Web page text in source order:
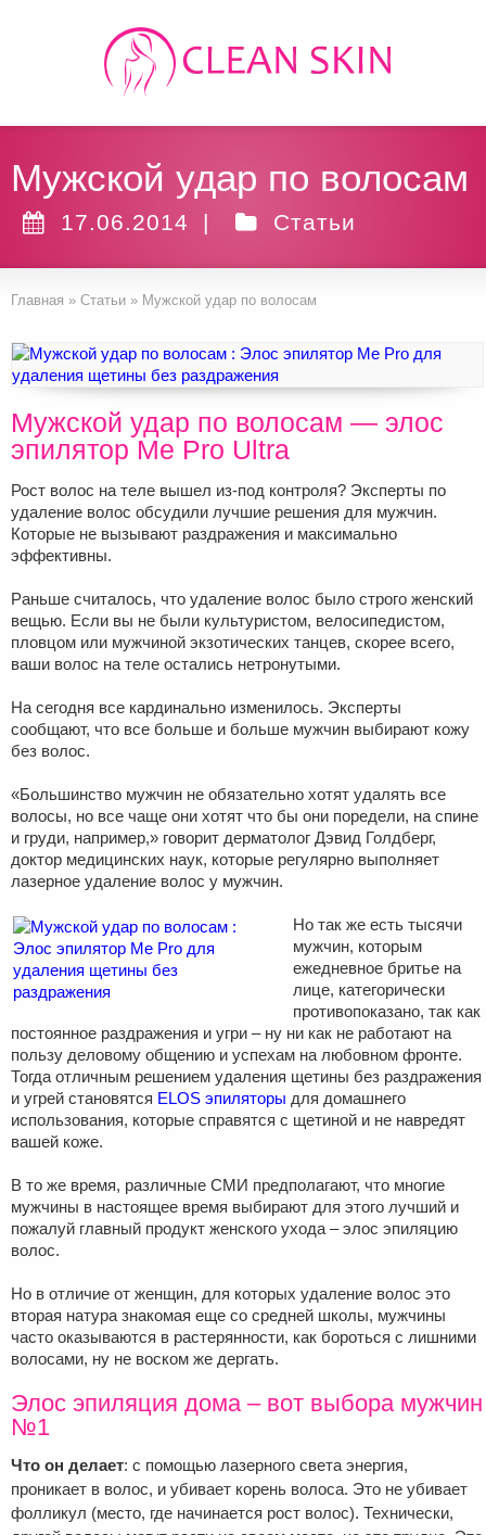
Мужской удар по волосам
17.06.2014 | Статьи
Главная » Статьи » Мужской удар по волосам
Мужской удар по волосам — элос
эпилятор Me Pro Ultra
Рост волос на теле вышел из-под контроля? Эксперты по
удаление волос обсудили лучшие решения для мужчин.
Которые не вызывают раздражения и максимально
эффективны.
Раньше считалось, что удаление волос было строго женский
вещью. Если вы не были культуристом, велосипедистом,
пловцом или мужчиной экзотических танцев, скорее всего,
ваши волос на теле остались нетронутыми.
На сегодня все кардинально изменилось. Эксперты
сообщают, что все больше и больше мужчин выбирают кожу
без волос.
«Большинство мужчин не обязательно хотят удалять все
волосы, но все чаще они хотят что бы они поредели, на спине
и груди, например,» говорит дерматолог Дэвид Голдберг,
доктор медицинских наук, которые регулярно выполняет
лазерное удаление волос у мужчин.
Но так же есть тысячи
мужчин, которым
ежедневное бритье на
лице, категорически
противопоказано, так как
постоянное раздражения и угри – ну ни как не работают на
пользу деловому общению и успехам на любовном фронте.
Тогда отличным решением удаления щетины без раздражения
и угрей становятся ELOS эпиляторы для домашнего
использования, которые справятся с щетиной и не навредят
вашей коже.
В то же время, различные СМИ предполагают, что многие
мужчины в настоящее время выбирают для этого лучший и
пожалуй главный продукт женского ухода – элос эпиляцию
волос.
Но в отличие от женщин, для которых удаление волос это
вторая натура знакомая еще со средней школы, мужчины
часто оказываются в растерянности, как бороться с лишними
волосами, ну не воском же дергать.
Элос эпиляция дома – вот выбора мужчин
№1
Что он делает: с помощью лазерного света энергия,
проникает в волос, и убивает корень волоса. Это не убивает
фолликул (место, где начинается рост волос). Технически,